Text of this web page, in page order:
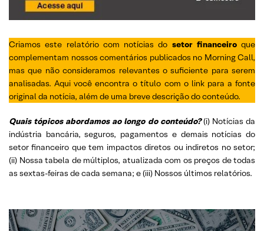
Criamos este relatório com notícias do setor financeiroque
complementam nossos comentários publicados no Morning Call,
mas que não consideramos relevantes o suficiente para serem
analisadas. Aqui você encontra o título com o link para a fonte
original da notícia, além de uma breve descrição do conteúdo.
Quais tópicos abordamos ao longo do conteúdo? (i) Notícias da
indústria bancária, seguros, pagamentos e demais notícias do
setor financeiro que tem impactos diretos ou indiretos no setor;
(ii) Nossa tabela de múltiplos, atualizada com os preços de todas
as sextas-feiras de cada semana; e (iii) Nossos últimos relatórios.